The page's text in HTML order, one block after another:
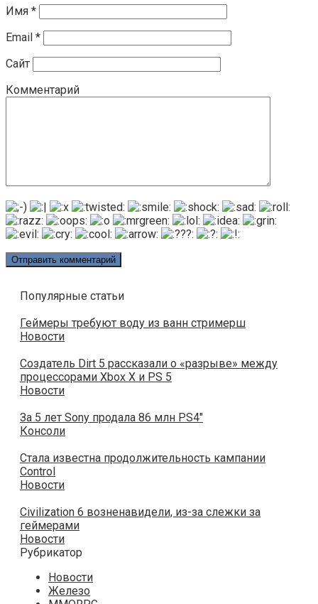
Имя *
Email *
Сайт
Комментарий
Популярные статьи
Геймеры требуют воду из ванн стримерш
Новости
Создатель Dirt 5 рассказали о «разрыве» между
процессорами Xbox X и PS 5
Новости
За 5 лет Sony продала 86 млн PS4″
Консоли
Стала известна продолжительность кампании
Control
Новости
Civilization 6 возненавидели, из-за слежки за
геймерами
Новости
Рубрикатор
Новости
Железо